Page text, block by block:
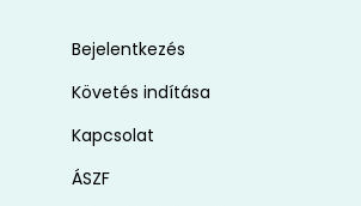
Bejelentkezés
Követés indítása
Kapcsolat
ÁSZF